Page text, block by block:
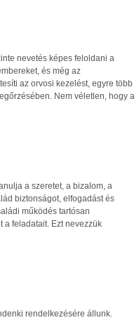
nevetés képes feloldani a
és még az
az orvosi kezelést, egyre több
Nem véletlen, hogy a
a szeretet, a bizalom, a
biztonságot, elfogadást és
működés tartósan
a feladatait. Ezt nevezzük
rendelkezésére állunk.